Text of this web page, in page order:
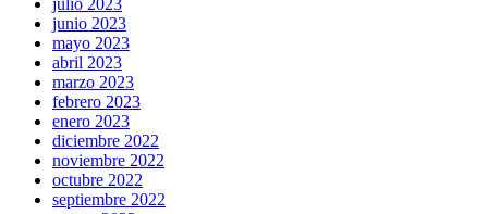
junio 2023
mayo 2023
abril 2023
marzo 2023
febrero 2023
enero 2023
diciembre 2022
noviembre 2022
octubre 2022
septiembre 2022